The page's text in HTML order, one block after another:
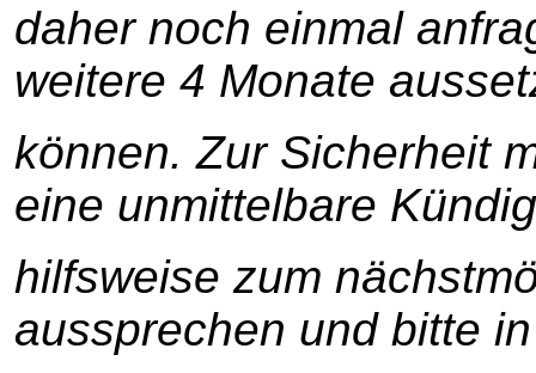
daher noch einmal
weitere 4 Monate
können. Zur Sicherheit
eine unmittelbare
hilfsweise zum
aussprechen und bitte